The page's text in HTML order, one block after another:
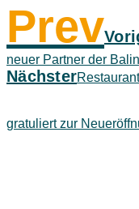
Prev
neuer Partner der
Nächster
gratuliert zur